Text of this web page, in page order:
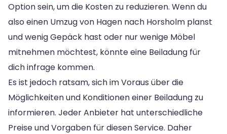
Option sein, um die Kosten zu reduzieren. Wenn du
also einen Umzug von Hagen nach Horsholm planst
und wenig Gepäck hast oder nur wenige Möbel
mitnehmen möchtest, könnte eine Beiladung für
dich infrage kommen.
Es ist jedoch ratsam, sich im Voraus über die
Möglichkeiten und Konditionen einer Beiladung zu
informieren. Jeder Anbieter hat unterschiedliche
Preise und Vorgaben für diesen Service. Daher